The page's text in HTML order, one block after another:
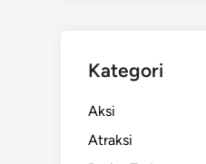
Kategori
Aksi
Atraksi